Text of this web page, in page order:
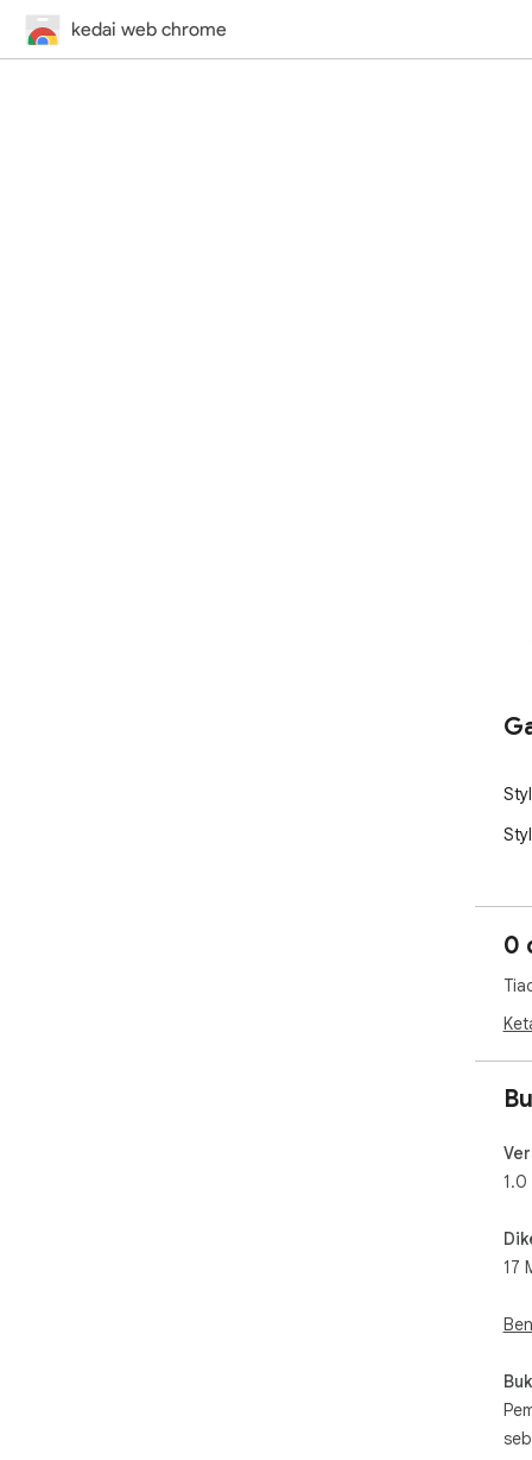
kedai web chrome
0
1.0
17